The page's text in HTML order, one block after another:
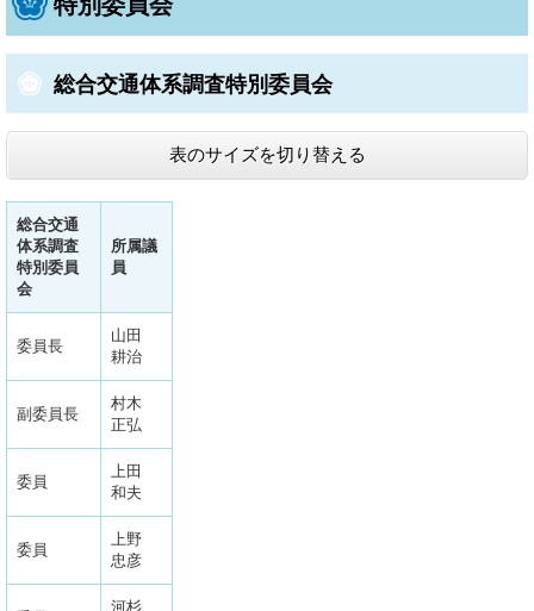
総合交通体系調査特別委員会
表のサイズを切り替える
総合交通
体系調査
特別委員
会
所属議
員
委員長
山田
耕治
副委員長
村木
正弘
委員
上田
和夫
委員
上野
忠彦
河杉